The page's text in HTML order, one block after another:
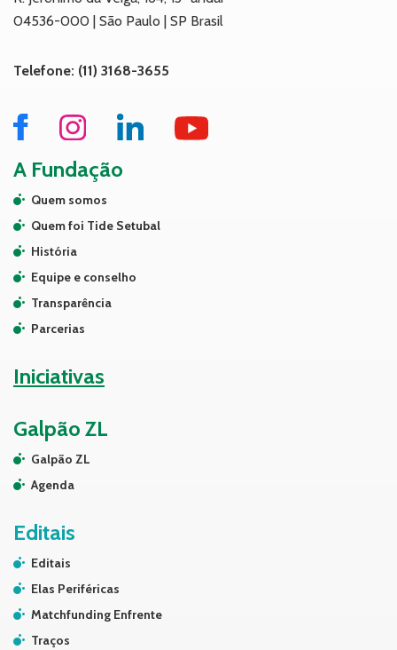
04536-000 | São Paulo | SP Brasil
Telefone: (11) 3168-3655
A Fundação
Quem somos
Quem foi Tide Setubal
História
Equipe e conselho
Transparência
Parcerias
Iniciativas
Galpão ZL
Galpão ZL
Agenda
Editais
Editais
Elas Periféricas
Matchfunding Enfrente
Traços